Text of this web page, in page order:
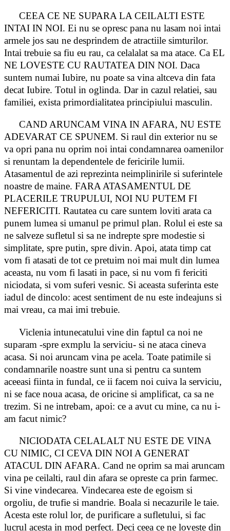
CEEA CE NE SUPARA LA CEILALTI ESTE
INTAI IN NOI. Ei nu se opresc pana nu lasam noi intai
armele jos sau ne desprindem de atractiile simturilor.
Intai trebuie sa fiu eu rau, ca celalalat sa ma atace. Ca EL
NE LOVESTE CU RAUTATEA DIN NOI. Daca
suntem numai Iubire, nu poate sa vina altceva din fata
decat Iubire. Totul in oglinda. Dar in cazul relatiei, sau
familiei, exista primordialitatea principiului masculin.
CAND ARUNCAM VINA IN AFARA, NU ESTE
ADEVARAT CE SPUNEM. Si raul din exterior nu se
va opri pana nu oprim noi intai condamnarea oamenilor
si renuntam la dependentele de fericirile lumii.
Atasamentul de azi reprezinta neimplinirile si suferintele
noastre de maine. FARA ATASAMENTUL DE
PLACERILE TRUPULUI, NOI NU PUTEM FI
NEFERICITI. Rautatea cu care suntem loviti arata ca
punem lumea si umanul pe primul plan. Rolul ei este sa
ne salveze sufletul si sa ne indrepte spre modestie si
simplitate, spre putin, spre divin. Apoi, atata timp cat
vom fi atasati de tot ce pretuim noi mai mult din lumea
aceasta, nu vom fi lasati in pace, si nu vom fi fericiti
niciodata, si vom suferi vesnic. Si aceasta suferinta este
iadul de dincolo: acest sentiment de nu este indeajuns si
mai vreau, ca mai imi trebuie.
Viclenia intunecatului vine din faptul ca noi ne
suparam -spre exmplu la serviciu- si ne ataca cineva
acasa. Si noi aruncam vina pe acela. Toate patimile si
condamnarile noastre sunt una si pentru ca suntem
aceeasi fiinta in fundal, ce ii facem noi cuiva la serviciu,
ni se face noua acasa, de oricine si amplificat, ca sa ne
trezim. Si ne intrebam, apoi: ce a avut cu mine, ca nu i-
am facut nimic?
NICIODATA CELALALT NU ESTE DE VINA
CU NIMIC, CI CEVA DIN NOI A GENERAT
ATACUL DIN AFARA. Cand ne oprim sa mai aruncam
vina pe ceilalti, raul din afara se opreste ca prin farmec.
Si vine vindecarea. Vindecarea este de egoism si
orgoliu, de trufie si mandrie. Boala si necazurile le taie.
Acesta este rolul lor, de purificare a sufletului, si fac
lucrul acesta in mod perfect. Deci ceea ce ne loveste din